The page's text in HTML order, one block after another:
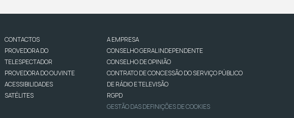
CONTACTOS
PROVEDORA DO
TELESPECTADOR
PROVEDORA DO OUVINTE
ACESSIBILIDADES
SATÉLITES
A EMPRESA
CONSELHO GERAL INDEPENDENTE
CONSELHO DE OPINIÃO
CONTRATO DE CONCESSÃO DO SERVIÇO PÚBLICO
DE RÁDIO E TELEVISÃO
RGPD
GESTÃO DAS DEFINIÇÕES DE COOKIES